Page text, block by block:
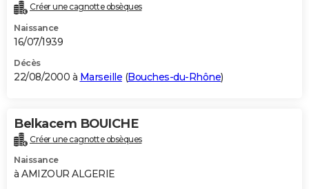
Créer une cagnotte obsèques
Naissance
16/07/1939
Décès
22/08/2000 à Marseille (Bouches-du-Rhône)
Belkacem BOUICHE
Créer une cagnotte obsèques
Naissance
à AMIZOUR ALGERIE